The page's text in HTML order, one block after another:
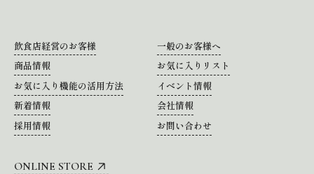
飲食店経営のお客様
一般のお客様へ
商品情報
お気に入りリスト
お気に入り機能の活用方法
イベント情報
新着情報
会社情報
採用情報
お問い合わせ
ONLINE STORE